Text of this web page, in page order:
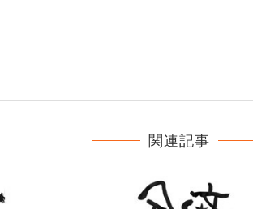
関連記事